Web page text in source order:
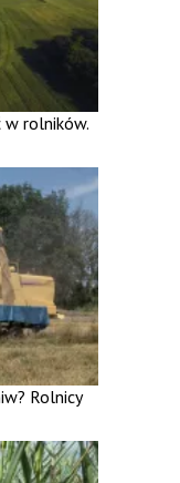
w rolników.
Rolnicy